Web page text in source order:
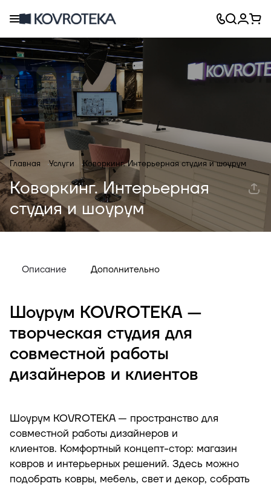
Главная Услуги Коворкинг. Интерьерная студия и шоурум
Коворкинг. Интерьерная
студия и шоурум
Описание Дополнительно
Шоурум KOVROTEKA —
творческая студия для
совместной работы
дизайнеров и клиентов
Шоурум KOVROTEKA — пространство для
совместной работы дизайнеров и
клиентов. Комфортный концепт-стор: магазин
ковров и интерьерных решений. Здесь можно
подобрать ковры, мебель, свет и декор, собрать